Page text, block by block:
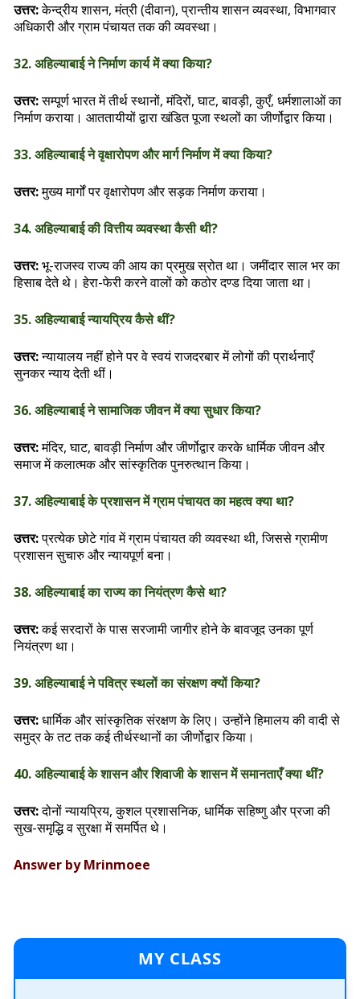
उत्तर:केन्द्रीय शासन, मंत्री (दीवान), प्रान्तीय शासन व्यवस्था, विभागवार
अधिकारी और ग्राम पंचायत तक की व्यवस्था।
32. अहिल्याबाई ने निर्माण कार्य में क्या किया?
उत्तर:सम्पूर्ण भारत में तीर्थ स्थानों, मंदिरों, घाट, बावड़ी, कुएँ, धर्मशालाओं का
निर्माण कराया। आततायीयों द्वारा खंडित पूजा स्थलों का जीर्णोद्वार किया।
33. अहिल्याबाई ने वृक्षारोपण और मार्ग निर्माण में क्या किया?
उत्तर:मुख्य मार्गों पर वृक्षारोपण और सड़क निर्माण कराया।
34. अहिल्याबाई की वित्तीय व्यवस्था कैसी थी?
उत्तर:भू-राजस्व राज्य की आय का प्रमुख स्रोत था। जमींदार साल भर का
हिसाब देते थे। हेरा-फेरी करने वालों को कठोर दण्ड दिया जाता था।
35. अहिल्याबाई न्यायप्रिय कैसे थीं?
उत्तर:न्यायालय नहीं होने पर वे स्वयं राजदरबार में लोगों की प्रार्थनाएँ
सुनकर न्याय देती थीं।
36. अहिल्याबाई ने सामाजिक जीवन में क्या सुधार किया?
उत्तर:मंदिर, घाट, बावड़ी निर्माण और जीर्णोद्वार करके धार्मिक जीवन और
समाज में कलात्मक और सांस्कृतिक पुनरुत्थान किया।
37. अहिल्याबाई के प्रशासन में ग्राम पंचायत का महत्व क्या था?
उत्तर:प्रत्येक छोटे गांव में ग्राम पंचायत की व्यवस्था थी, जिससे ग्रामीण
प्रशासन सुचारु और न्यायपूर्ण बना।
38. अहिल्याबाई का राज्य का नियंत्रण कैसे था?
उत्तर:कई सरदारों के पास सरजामी जागीर होने के बावजूद उनका पूर्ण
नियंत्रण था।
39. अहिल्याबाई ने पवित्र स्थलों का संरक्षण क्यों किया?
उत्तर:धार्मिक और सांस्कृतिक संरक्षण के लिए। उन्होंने हिमालय की वादी से
समुद्र के तट तक कई तीर्थस्थानों का जीर्णोद्वार किया।
40. अहिल्याबाई के शासन और शिवाजी के शासन में समानताएँ क्या थीं?
उत्तर:दोनों न्यायप्रिय, कुशल प्रशासनिक, धार्मिक सहिष्णु और प्रजा की
सुख-समृद्धि व सुरक्षा में समर्पित थे।
Answer by Mrinmoee
MY CLASS